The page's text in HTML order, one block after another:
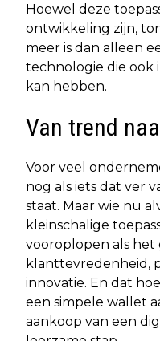
Hoewel deze
ontwikkeling zijn,
meer is dan alleen
technologie die ook
kan hebben.
Van trend
Voor veel
nog als iets dat ver
staat. Maar wie nu
kleinschalige
vooroplopen als het
klanttevredenheid,
innovatie. En dat
een simpele wallet
aankoop van een